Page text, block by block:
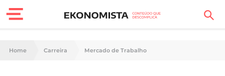
Finanças Pessoais
Home Carreira Mercado de Trabalho